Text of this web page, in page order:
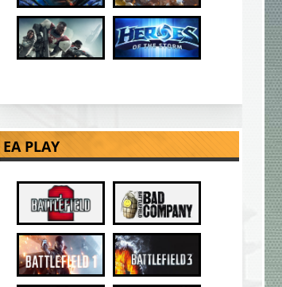
EA PLAY